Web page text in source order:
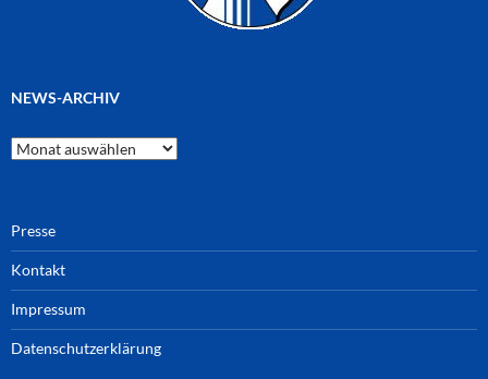
NEWS-ARCHIV
News-
Archiv
Presse
Kontakt
Impressum
Datenschutzerklärung